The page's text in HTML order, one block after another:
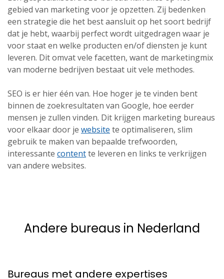
gebied van marketing voor je opzetten. Zij bedenken
een strategie die het best aansluit op het soort bedrijf
dat je hebt, waarbij perfect wordt uitgedragen waar je
voor staat en welke producten en/of diensten je kunt
leveren. Dit omvat vele facetten, want de marketingmix
van moderne bedrijven bestaat uit vele methodes.
SEO is er hier één van. Hoe hoger je te vinden bent
binnen de zoekresultaten van Google, hoe eerder
mensen je zullen vinden. Dit krijgen marketing bureaus
voor elkaar door je website te optimaliseren, slim
gebruik te maken van bepaalde trefwoorden,
interessante contentte leveren en links te verkrijgen
van andere websites.
Andere bureaus in Nederland
Bureaus met andere expertises